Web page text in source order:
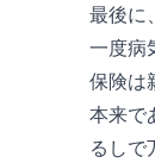
最後に
一度病
保険は
本来で
るしで